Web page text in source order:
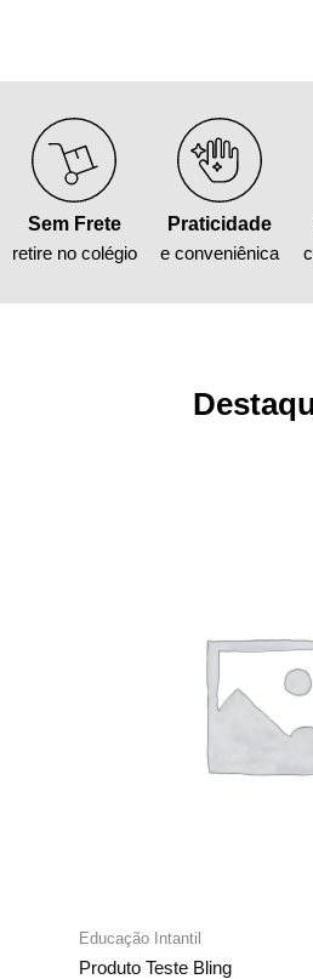
Sem Frete
retire no colégio
Praticidade
e conveniênica
Educação Intantil
Produto Teste Bling